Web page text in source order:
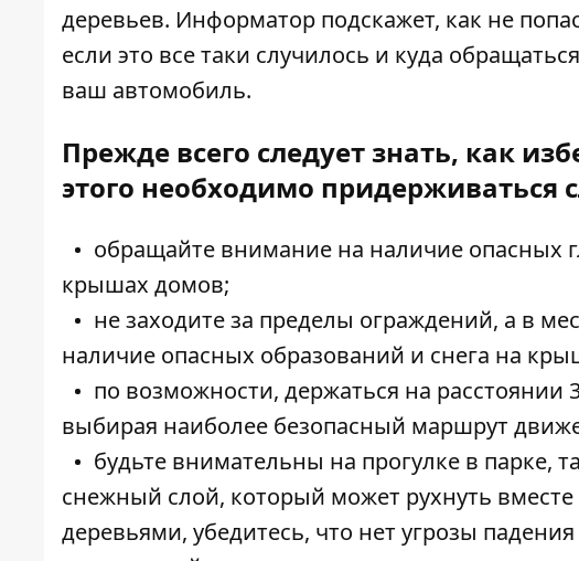
деревьев. Информатор подскажет, как не
если это все таки случилось и куда
ваш автомобиль.
Прежде всего следует знать, как
этого необходимо
обращайте внимание на наличие опасных
крышах домов;
не заходите за пределы ограждений, а в
наличие опасных образований и снега на
по возможности, держаться на расстоянии
выбирая наиболее безопасный маршрут
будьте внимательны на прогулке в парке,
снежный слой, который может рухнуть
деревьями, убедитесь, что нет угрозы падения